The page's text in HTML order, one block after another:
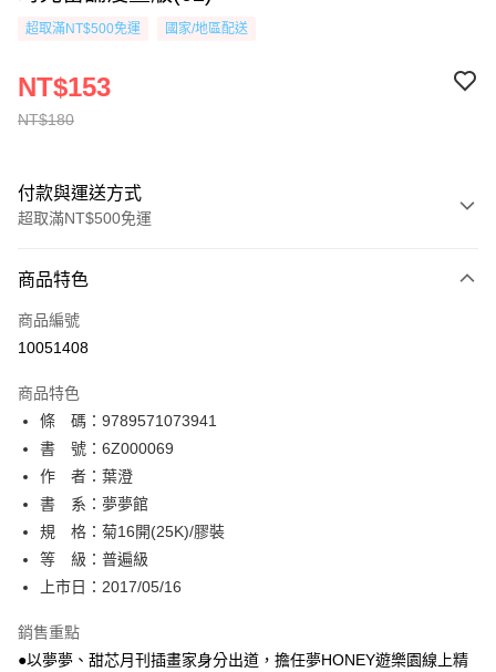
超取滿NT$500免運 國家/地區配送
NT$180
NT$153
付款與運送方式
超取滿NT$500免運
信用卡一次付款
超商取貨付款
相關說明
【關於「AFTEE先享後付」】
AFTEE先享後付是「在收到商品之後才付款」的支付方式。 讓您購物簡單
便利好安心！
１．簡單：不需註冊會員、不需綁卡、不需儲值。
２．便利：只要手機號碼，簡訊認證，即可結帳。
３．安心：先確認商品／服務後，再付款。
【「AFTEE先享後付」結帳流程】
１．於結帳方式選擇「AFTEE先享後付」後，將跳轉至「AFTEE先享後付」
２．訂單成立數日內，您將收到繳費通知簡訊。
ATM／網路銀行／等多元方式進行付款，方視為交易完成。
ATM付款
運送方式
全家取貨付款
每筆NT$80，滿NT$500(含以上)免運費
每筆NT$80，滿NT$500(含以上)免運費
商品特色
商品編號
10051408
商品特色
條 碼：9789571073941
書 號：6Z000069
作 者：葉澄
書 系：夢夢館
規 格：菊16開(25K)/膠裝
等 級：普遍級
上市日：2017/05/16
銷售重點
●以夢夢、甜芯月刊插畫家身分出道，擔任夢HONEY遊樂園線上精